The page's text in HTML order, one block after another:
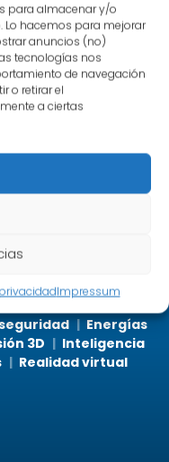
para almacenar y/o
hacemos para mejorar
anuncios (no)
tecnologías nos
de navegación
o retirar el
a ciertas
Impressum
julio 2023
Energías
3D
Inteligencia
Realidad virtual